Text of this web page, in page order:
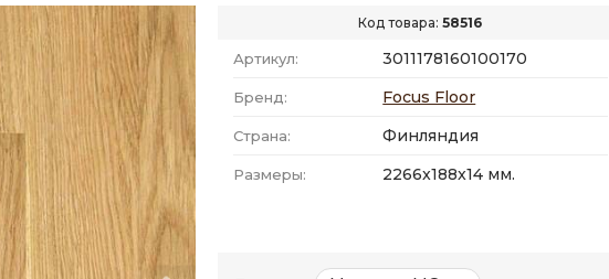
Код товара:58516
Артикул: 3011178160100170
Бренд: Focus Floor
Страна: Финляндия
Размеры: 2266x188x14 мм.